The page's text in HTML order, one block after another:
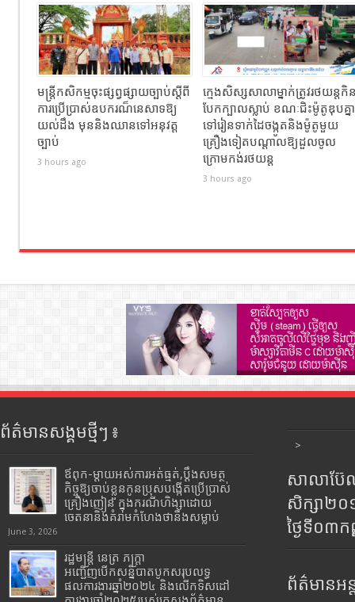
មន្រ្តីកសិកម្មចុះផ្សព្វផ្សាយច្បាប់ស្តីពី
ការប្រើប្រាស់ឧបករណ៏នេសាទឱ្យ
យល់ដឹង មុននិងឈានទៅអនុវត្ដ
ច្បាប់
3 hours ago
ក្មេងសិស្សសាលាម្នាក់​ត្រូវរថយន្តកិ
បែកក្បាលស្លាប់​ ខណៈជិះម៉ូតូឌុបគ្នា
ទៅរៀនទាក់ដៃចង្កូតនិងម៉ូតូមួយ
គ្រឿងទៀតបណ្ដាលឱ្យដួល​ចូល
ក្រោមកង់រថយន្ត
3 hours ago
ព័ត៌មានសង្គមថ្មីៗ ៖
ឪពុក-ម្ដាយអស់ការអត់ធ្មត់,ប្ដឹងសមត្ថ
កិច្ចឱ្យចាប់ខ្លួនកូនប្រុសបង្កើតប្រើប្រាស់
គ្រឿងញៀន ក្នុងករណីហិង្សាដោយ
ចេតនានិងគំរាមកំហែងថានឹងសម្លាប់
June 3, 2026
រដ្ឋមន្រ្តី​ នេត្រ​ ភក្ត្រា​
អញ្ជើញបើកសន្និបាតបូកសរុបលទ្ធ
ផលការងារឆ្នាំ២០២៤ និងលើកទិសដៅ
>
សាលាប៊ែ
សិក្សា២
ថ្ងៃទី០៣
ព័ត៌មានអន្